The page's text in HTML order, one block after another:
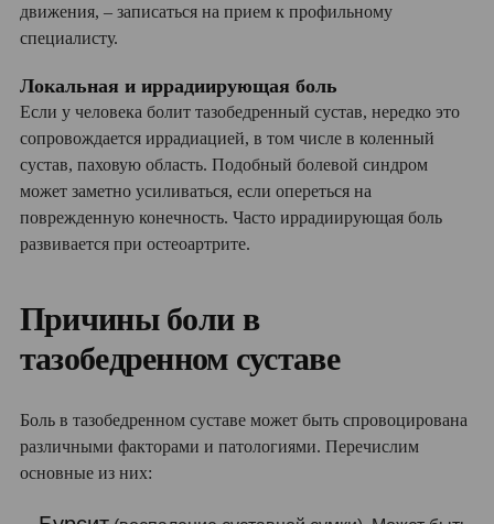
движения, – записаться на прием к профильному
специалисту.
Локальная и иррадиирующая боль
Если у человека болит тазобедренный сустав, нередко это
сопровождается иррадиацией, в том числе в коленный
сустав, паховую область. Подобный болевой синдром
может заметно усиливаться, если опереться на
поврежденную конечность. Часто иррадиирующая боль
развивается при остеоартрите.
Причины боли в
тазобедренном суставе
Боль в тазобедренном суставе может быть спровоцирована
различными факторами и патологиями. Перечислим
основные из них: